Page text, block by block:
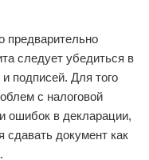
предварительно
следует убедиться в
подписей. Для того
с налоговой
ошибок в декларации,
сдавать документ как